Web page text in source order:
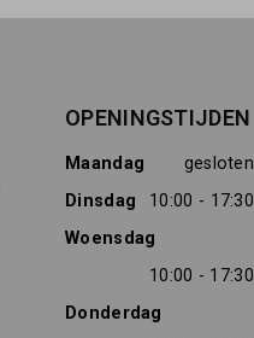
OPENINGSTIJDEN
Maandag
gesloten
Dinsdag
10:00 - 17:30
Woensdag
10:00 - 17:30
Donderdag